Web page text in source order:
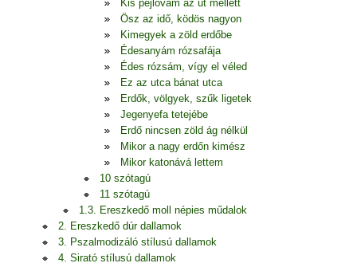
Kis pejlovam az út mellett
Ösz az idő, ködös nagyon
Kimegyek a zöld erdőbe
Édesanyám rózsafája
Édes rózsám, vígy el véled
Ez az utca bánat utca
Erdők, völgyek, szűk ligetek
Jegenyefa tetejébe
Erdő nincsen zöld ág nélkül
Mikor a nagy erdőn kimész
Mikor katonává lettem
10 szótagú
11 szótagú
1.3. Ereszkedő moll népies műdalok
2. Ereszkedő dúr dallamok
3. Pszalmodizáló stílusú dallamok
4. Sirató stílusú dallamok